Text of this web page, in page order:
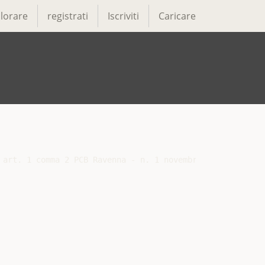
registrati Iscriviti Caricare